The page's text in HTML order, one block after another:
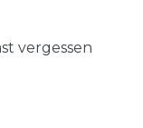
vergessen